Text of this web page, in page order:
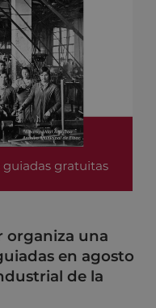
organiza una
en agosto
de la